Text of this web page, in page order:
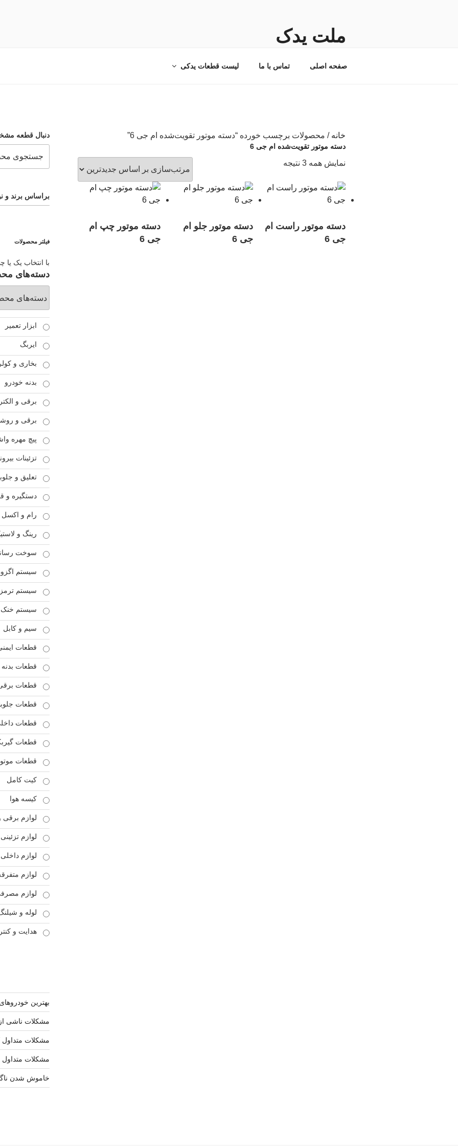
ملت یدک
صفحه اصلی تماس با ما لیست قطعات یدکی
خانه / محصولات برچسب خورده “دسته موتور تقویت‌شده ام جی 6”
دسته موتور تقویت‌شده ام جی 6
نمایش همه 3 نتیجه
اساس
جدیدترین
دسته موتور راست ام
جی 6
دسته موتور جلو ام
جی 6
دسته موتور چپ ام
جی 6
دنبال قطعه
براساس برند و
فیلتر محصولات
با انتخاب یک یا
دسته‌های
ابزار تعمیر
ایربگ
بخاری و کولر
بدنه خودرو
برقی و
برقی و
پیچ مهره
تزئینات
تعلیق و
دستگیره و
رام و اکسل
رینگ و
سوخت
سیستم
سیستم ترمز
سیستم خنک
سیم و کابل
قطعات
قطعات بدنه
قطعات
قطعات
قطعات
قطعات
قطعات
کیت کامل
کیسه هوا
لوازم برقی
لوازم تزئینی
لوازم داخلی
لوازم
لوازم
لوله و
هدایت و
بهترین خودروهای برقی
مشکلات ناشی
مشکلات متداول
مشکلات
خاموش شدن